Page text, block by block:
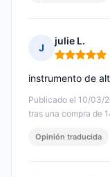
J
julie L.
Nota: 5 de 5
Publicado el 10/03/
tras una compra de
instrumento de
Opinión traducida